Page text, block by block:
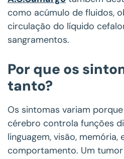
como acúmulo de fluidos,
circulação do líquido
sangramentos.
Por que os
tanto?
Os sintomas variam
cérebro controla funções
linguagem, visão, memória,
comportamento. Um